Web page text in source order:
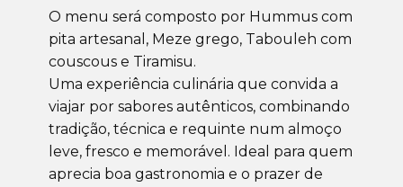
O menu será composto por Hummus com
pita artesanal, Meze grego, Tabouleh com
couscous e Tiramisu.
Uma experiência culinária que convida a
viajar por sabores autênticos, combinando
tradição, técnica e requinte num almoço
leve, fresco e memorável. Ideal para quem
aprecia boa gastronomia e o prazer de